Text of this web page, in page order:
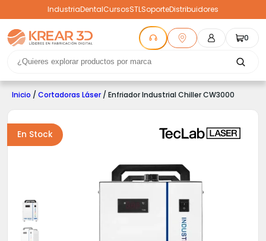
IndustriaDentalCursosSTLSoporteDistribuidores
0
Inicio / Cortadoras Láser / Enfriador Industrial Chiller CW3000
En Stock